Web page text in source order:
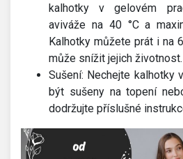
kalhotky v gelovém
aviváže na 40 °C a
Kalhotky můžete prát i na
může snížit jejich životnost.
Sušení: Nechejte kalhotky
být sušeny na topení
dodržujte příslušné